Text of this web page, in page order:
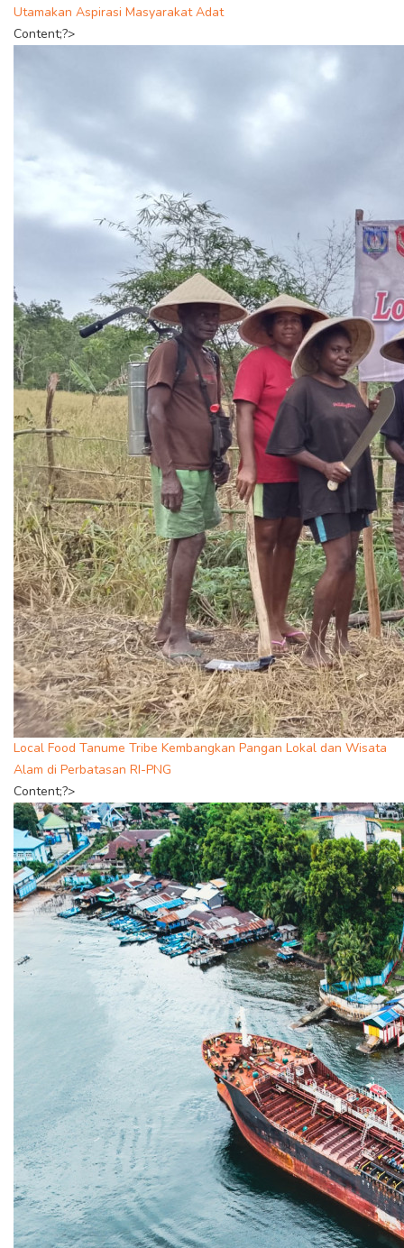
Utamakan Aspirasi Masyarakat Adat
Content;?>
Local Food Tanume Tribe Kembangkan Pangan Lokal dan Wisata
Alam di Perbatasan RI-PNG
Content;?>